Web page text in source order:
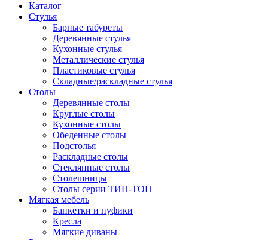
Каталог
Стулья
Барные табуреты
Деревянные стулья
Кухонные стулья
Металлические стулья
Пластиковые стулья
Складные/раскладные стулья
Столы
Деревянные столы
Круглые столы
Кухонные столы
Обеденные столы
Подстолья
Раскладные столы
Стеклянные столы
Столешницы
Столы серии ТИП-ТОП
Мягкая мебель
Банкетки и пуфики
Кресла
Мягкие диваны